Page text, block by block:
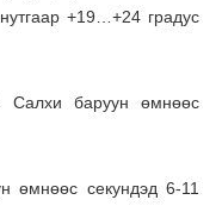
+19…+24 градус
Салхи баруун өмнөөс
өмнөөс секундэд 6-11